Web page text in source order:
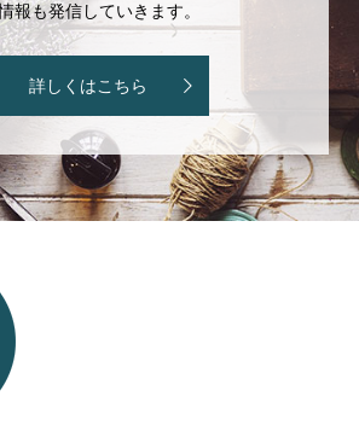
報も発信していきます。
詳しくはこちら